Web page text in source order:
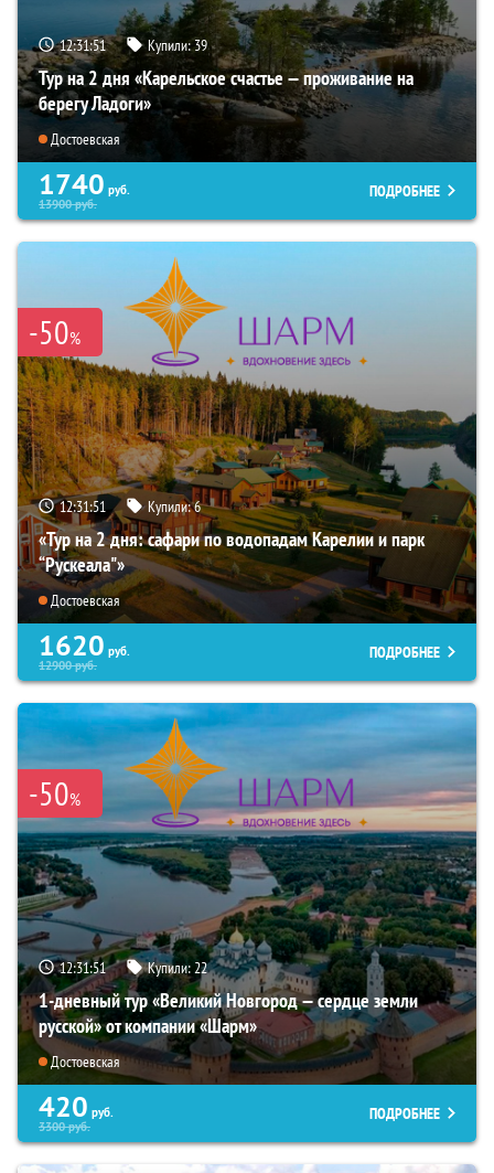
12:31:50 Купили:39
Тур на 2 дня «Карельское счастье — проживание на
берегу Ладоги»
Достоевская
1740 руб.
13900руб.
ПОДРОБНЕЕ
-50%
12:31:50 Купили:6
«Тур на 2 дня: сафари по водопадам Карелии и парк
“Рускеала"»
Достоевская
1620 руб.
12900руб.
ПОДРОБНЕЕ
-50%
12:31:50 Купили:22
1-дневный тур «Великий Новгород — сердце земли
русской» от компании «Шарм»
Достоевская
420 руб.
3300руб.
ПОДРОБНЕЕ